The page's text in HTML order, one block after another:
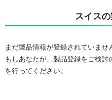
スイス
まだ製品情報が登録されていませ
もしあなたが、製品登録をご検
を行ってください。